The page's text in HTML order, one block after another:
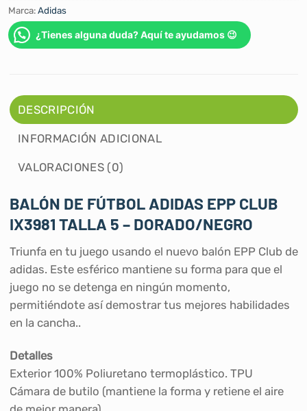
Marca:Adidas
¿Tienes alguna duda? Aquí te ayudamos 😉
DESCRIPCIÓN
INFORMACIÓN ADICIONAL
VALORACIONES (0)
BALÓN DE FÚTBOL ADIDAS EPP CLUB
IX3981 TALLA 5 – DORADO/NEGRO
Triunfa en tu juego usando el nuevo balón EPP Club de
adidas. Este esférico mantiene su forma para que el
juego no se detenga en ningún momento,
permitiéndote así demostrar tus mejores habilidades
en la cancha..
Detalles
Exterior 100% Poliuretano termoplástico. TPU
Cámara de butilo (mantiene la forma y retiene el aire